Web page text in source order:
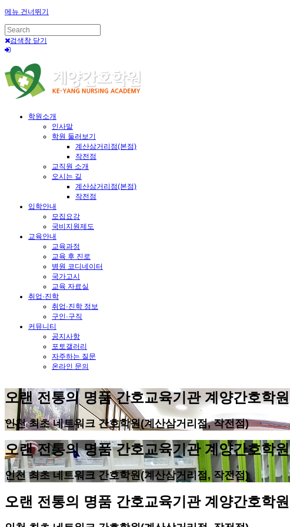
메뉴 건너뛰기
검색창 닫기
학원소개
인사말
학원 둘러보기
계산삼거리점(본점)
작전점
교직원 소개
오시는 길
계산삼거리점(본점)
작전점
입학안내
모집요강
국비지원제도
교육안내
교육과정
교육 후 진로
병원 코디네이터
국가고시
교육 자료실
취업·진학
취업·진학 정보
구인·구직
커뮤니티
공지사항
포토갤러리
자주하는 질문
온라인 문의
오랜 전통의 명품 간호교육기관 계양간호학원
인천 최초 네트워크 간호학원(계산삼거리점, 작전점)
오랜 전통의 명품 간호교육기관 계양간호학원
인천 최초 네트워크 간호학원(계산삼거리점, 작전점)
오랜 전통의 명품 간호교육기관 계양간호학원